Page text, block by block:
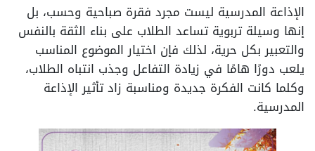
الإذاعة المدرسية ليست مجرد فقرة صباحية وحسب، بل
إنها وسيلة تربوية تساعد الطلاب على بناء الثقة بالنفس
والتعبير بكل حرية، لذلك فإن اختيار الموضوع المناسب
يلعب دورًا هامًا في زيادة التفاعل وجذب انتباه الطلاب،
وكلما كانت الفكرة جديدة ومناسبة زاد تأثير الإذاعة
المدرسية.